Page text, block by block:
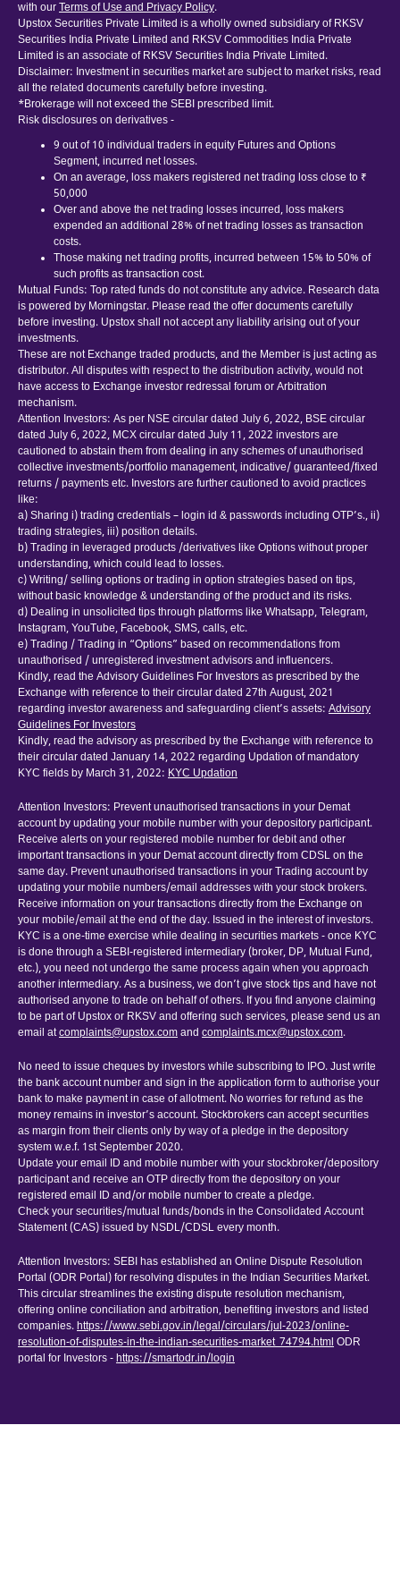
with ourTerms of Use and Privacy Policy.
Upstox Securities Private Limited is a wholly owned subsidiary of RKSV
Securities India Private Limited and RKSV Commodities India Private
Limited is an associate of RKSV Securities India Private Limited.
Disclaimer: Investment in securities market are subject to market risks, read
all the related documents carefully before investing.
*Brokerage will not exceed the SEBI prescribed limit.
Risk disclosures on derivatives -
9 out of 10 individual traders in equity Futures and Options
Segment, incurred net losses.
On an average, loss makers registered net trading loss close to ₹
50,000
Over and above the net trading losses incurred, loss makers
expended an additional 28% of net trading losses as transaction
costs.
Those making net trading profits, incurred between 15% to 50% of
such profits as transaction cost.
Mutual Funds: Top rated funds do not constitute any advice. Research data
is powered by Morningstar. Please read the offer documents carefully
before investing. Upstox shall not accept any liability arising out of your
investments.
These are not Exchange traded products, and the Member is just acting as
distributor. All disputes with respect to the distribution activity, would not
have access to Exchange investor redressal forum or Arbitration
mechanism.
Attention Investors: As per NSE circular dated July 6, 2022, BSE circular
dated July 6, 2022, MCX circular dated July 11, 2022 investors are
cautioned to abstain them from dealing in any schemes of unauthorised
collective investments/portfolio management, indicative/ guaranteed/fixed
returns / payments etc. Investors are further cautioned to avoid practices
like:
a) Sharing i) trading credentials – login id & passwords including OTP’s., ii)
trading strategies, iii) position details.
b) Trading in leveraged products /derivatives like Options without proper
understanding, which could lead to losses.
c) Writing/ selling options or trading in option strategies based on tips,
without basic knowledge & understanding of the product and its risks.
d) Dealing in unsolicited tips through platforms like Whatsapp, Telegram,
Instagram, YouTube, Facebook, SMS, calls, etc.
e) Trading / Trading in “Options” based on recommendations from
unauthorised / unregistered investment advisors and influencers.
Kindly, read the Advisory Guidelines For Investors as prescribed by the
Exchange with reference to their circular dated 27th August, 2021
regarding investor awareness and safeguarding client’s assets: Advisory
Guidelines For Investors
Kindly, read the advisory as prescribed by the Exchange with reference to
their circular dated January 14, 2022 regarding Updation of mandatory
KYC fields by March 31, 2022: KYC Updation
Attention Investors: Prevent unauthorised transactions in your Demat
account by updating your mobile number with your depository participant.
Receive alerts on your registered mobile number for debit and other
important transactions in your Demat account directly from CDSL on the
same day. Prevent unauthorised transactions in your Trading account by
updating your mobile numbers/email addresses with your stock brokers.
Receive information on your transactions directly from the Exchange on
your mobile/email at the end of the day. Issued in the interest of investors.
KYC is a one-time exercise while dealing in securities markets - once KYC
is done through a SEBI-registered intermediary (broker, DP, Mutual Fund,
etc.), you need not undergo the same process again when you approach
another intermediary. As a business, we don’t give stock tips and have not
authorised anyone to trade on behalf of others. If you find anyone claiming
to be part of Upstox or RKSV and offering such services, please send us an
email atcomplaints@upstox.comand complaints.mcx@upstox.com.
No need to issue cheques by investors while subscribing to IPO. Just write
the bank account number and sign in the application form to authorise your
bank to make payment in case of allotment. No worries for refund as the
money remains in investor’s account. Stockbrokers can accept securities
as margin from their clients only by way of a pledge in the depository
system w.e.f. 1st September 2020.
Update your email ID and mobile number with your stockbroker/depository
participant and receive an OTP directly from the depository on your
registered email ID and/or mobile number to create a pledge.
Check your securities/mutual funds/bonds in the Consolidated Account
Statement (CAS) issued by NSDL/CDSL every month.
Attention Investors: SEBI has established an Online Dispute Resolution
Portal (ODR Portal) for resolving disputes in the Indian Securities Market.
This circular streamlines the existing dispute resolution mechanism,
offering online conciliation and arbitration, benefiting investors and listed
companies.https://www.sebi.gov.in/legal/circulars/jul-2023/online-
resolution-of-disputes-in-the-indian-securities-market_74794.html ODR
portal for Investors -https://smartodr.in/login